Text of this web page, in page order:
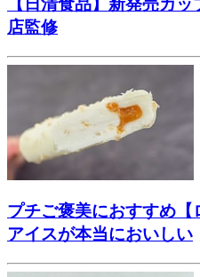
【日清食品】新発売カ
店監修
プチご褒美におすすめ【
アイスが本当においしい